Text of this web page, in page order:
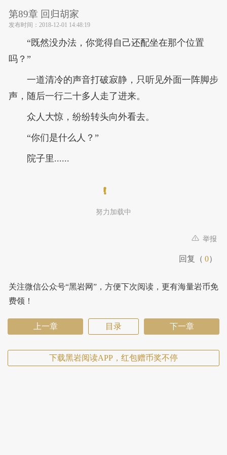
第89章 回归胡家
发布时间： 2018-12-01 14:48:19
“既然没办法，你觉得自己还配坐在那个位置
吗？”
一道清冷的声音打破寂静，只听见外面一阵脚步
声，随后一行二十多人走了进来。
众人大惊，纷纷转头向外看去。
“你们是什么人？”
院子里......
努力加载中
举报
回复（ 0）
关注微信公众号“黑岩网”，方便下次阅读，更有海量岩币免
费领！
上一章 目录 下一章
下载黑岩阅读APP，红包赠币奖不停